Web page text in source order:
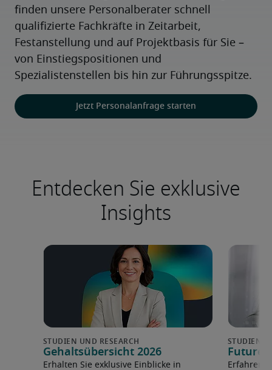
finden unsere Personalberater schnell
qualifizierte Fachkräfte in Zeitarbeit,
Festanstellung und auf Projektbasis für Sie –
von Einstiegspositionen und
Spezialistenstellen bis hin zur Führungsspitze.
Jetzt Personalanfrage starten
Entdecken Sie exklusive
Insights
Gehaltsübersicht 2026
Erhalten Sie exklusive Einblicke in
Future
Erfahren